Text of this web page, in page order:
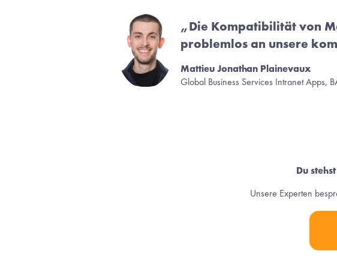
„Die Kompatibilität von
problemlos an unsere
Mattieu Jonathan Plainevaux
Global Business Services Intranet Apps,
Du
Unsere Experten